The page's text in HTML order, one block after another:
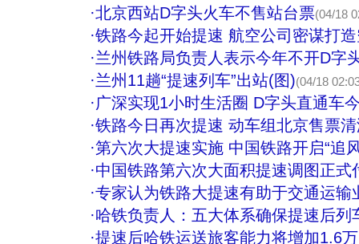
·北京西站D字头火车不售站台票(04/18
·铁路今起开始提速 航空公司密谋打
·兰州铁路局负责人表示今年不开D字
·兰州11趟“提速列车”出站(图)(04/18
·广深实现1小时生活圈 D字头直通车
·铁路今日再次提速 动车组北京售票
·第六次大提速实施 中国铁路开启“追
·中国铁路第六次大面积提速调图正式
·专家认为铁路大提速有助于交通运输
·哈铁负责人：五大体系确保提速后列
·提速后哈铁运送旅客能力将增加1.6